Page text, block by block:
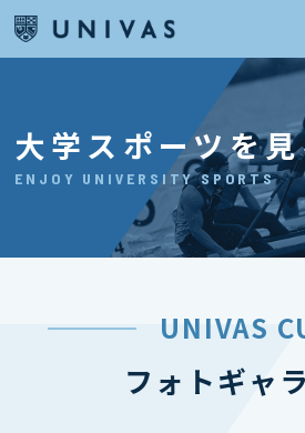
大学スポーツを
ENJOY UNIVERSITY SPORTS
UNIVAS
フォトギャ